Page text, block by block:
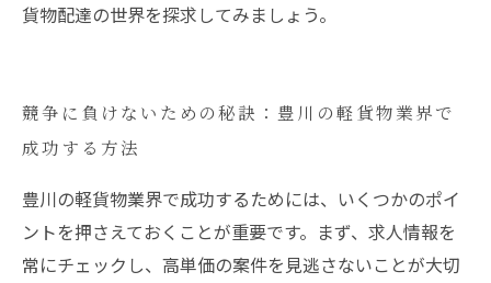
貨物配達の世界を探求してみましょう。
競争に負けないための秘訣：豊川の軽貨物業界で
成功する方法
豊川の軽貨物業界で成功するためには、いくつかのポイ
ントを押さえておくことが重要です。まず、求人情報を
常にチェックし、高単価の案件を見逃さないことが大切